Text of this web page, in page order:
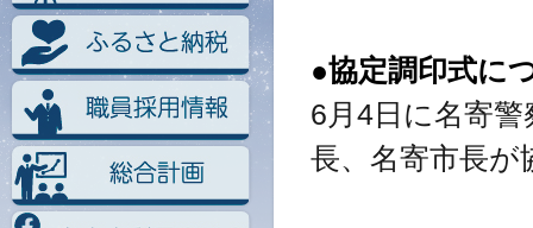
●協定調印式に
6月4日に名寄
長、名寄市長が